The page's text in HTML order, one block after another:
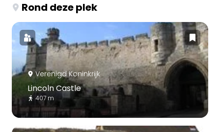
Rond deze plek
Verenigd Koninkrijk
Lincoln Castle
407 m